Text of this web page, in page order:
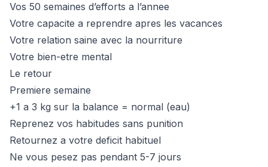
Vos 50 semaines d’efforts a l’annee
Votre capacite a reprendre apres les vacances
Votre relation saine avec la nourriture
Votre bien-etre mental
Le retour
Premiere semaine
+1 a 3 kg sur la balance = normal (eau)
Reprenez vos habitudes sans punition
Retournez a votre deficit habituel
Ne vous pesez pas pendant 5-7 jours